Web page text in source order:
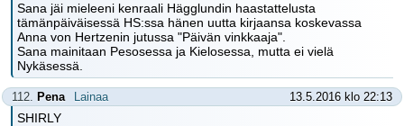
Sana jäi mieleeni kenraali Hägglundin haastattelusta
tämänpäiväisessä HS:ssa hänen uutta kirjaansa koskevassa
Anna von Hertzenin jutussa "Päivän vinkkaaja".
Sana mainitaan Pesosessa ja Kielosessa, mutta ei vielä
Nykäsessä.
112. Pena Lainaa 13.5.2016 klo 22:13
SHIRLY